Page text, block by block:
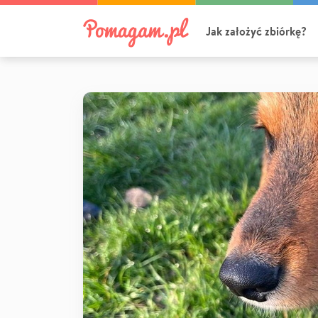
Jak założyć zbiórkę?